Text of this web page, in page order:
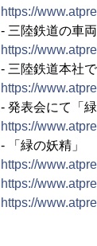
https://
- 三陸鉄道の車
https://
- 三陸鉄道本社
https://
- 発表会にて「
https://
- 「緑の妖精」
https://
https://
https://